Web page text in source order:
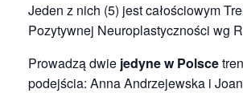
Jeden z nich (5) jest całościowym
Pozytywnej Neuroplastyczności wg
Prowadzą dwie jedyne w Polsce
podejścia: Anna Andrzejewska i